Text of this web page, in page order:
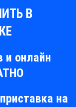
В
и онлайн
на